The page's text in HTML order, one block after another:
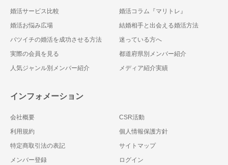
婚活サービス比較
婚活コラム『マリトレ』
婚活お悩み広場
結婚相手と出会える婚活方法
バツイチの婚活を成功させる方法
迷っている方へ
実際の会員を見る
都道府県別メンバー紹介
人気ジャンル別メンバー紹介
メディア紹介実績
インフォメーション
会社概要
CSR活動
利用規約
個人情報保護方針
特定商取引法の表記
サイトマップ
メンバー登録
ログイン